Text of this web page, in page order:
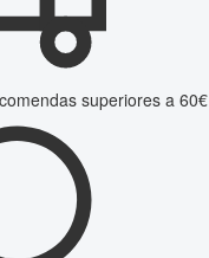
superiores a 60€